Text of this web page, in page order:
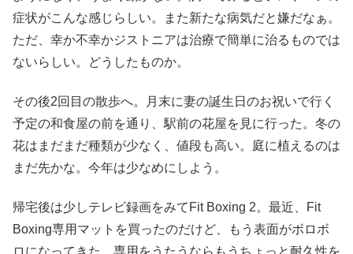
症状がこんな感じらしい。また新たな病気だと嫌だなぁ。
ただ、幸か不幸かジストニアは治療で簡単に治るものでは
ないらしい。どうしたものか。
その後2回目の散歩へ。月末に妻の誕生日のお祝いで行く
予定の和食屋の前を通り、駅前の花屋を見に行った。冬の
花はまだまだ種類が少なく、値段も高い。庭に植えるのは
まだ先かな。今年は少なめにしよう。
帰宅後は少しテレビ録画をみてFit Boxing 2。最近、Fit
Boxing専用マットを買ったのだけど、もう表面がボロボ